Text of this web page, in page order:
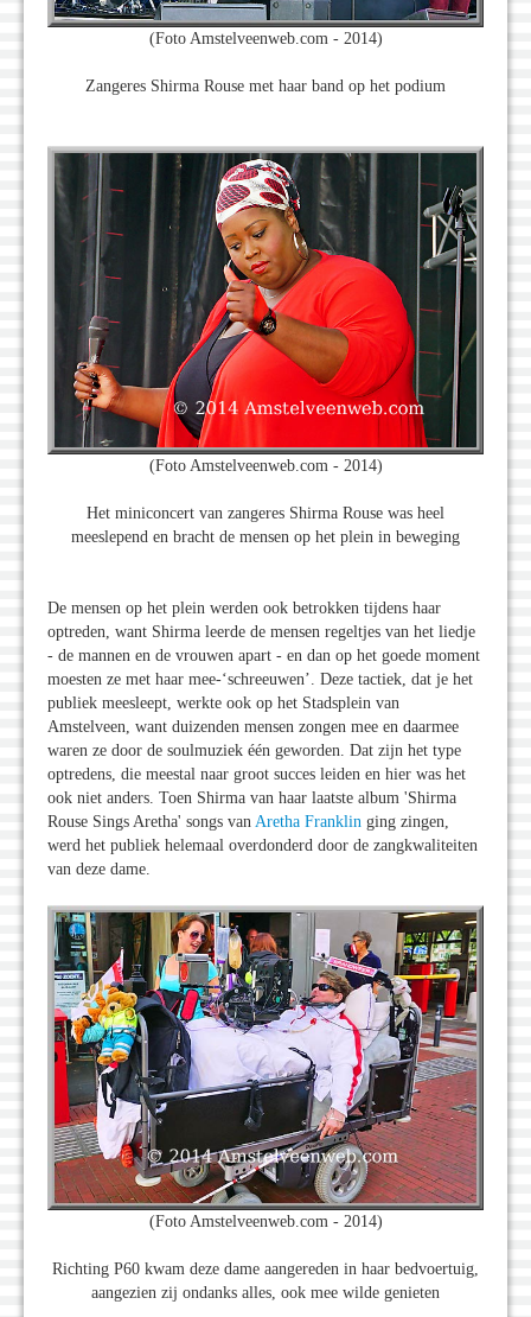
(Foto Amstelveenweb.com - 2014)
Zangeres Shirma Rouse met haar band op het podium
(Foto Amstelveenweb.com - 2014)
Het miniconcert van zangeres Shirma Rouse was heel
meeslepend en bracht de mensen op het plein in beweging
De mensen op het plein werden ook betrokken tijdens haar
optreden, want Shirma leerde de mensen regeltjes van het liedje
- de mannen en de vrouwen apart - en dan op het goede moment
moesten ze met haar mee-‘schreeuwen’. Deze tactiek, dat je het
publiek meesleept, werkte ook op het Stadsplein van
Amstelveen, want duizenden mensen zongen mee en daarmee
waren ze door de soulmuziek één geworden. Dat zijn het type
optredens, die meestal naar groot succes leiden en hier was het
ook niet anders. Toen Shirma van haar laatste album 'Shirma
Rouse Sings Aretha' songs van Aretha Franklin ging zingen,
werd het publiek helemaal overdonderd door de zangkwaliteiten
van deze dame.
(Foto Amstelveenweb.com - 2014)
Richting P60 kwam deze dame aangereden in haar bedvoertuig,
aangezien zij ondanks alles, ook mee wilde genieten